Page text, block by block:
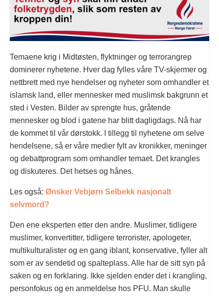
Temaene krig i Midtøsten, flyktninger og terrorangrep
dominerer nyhetene. Hver dag fylles våre TV-skjermer og
nettbrett med nye hendelser og nyheter som omhandler et
islamsk land, eller mennesker med muslimsk bakgrunn et
sted i Vesten. Bilder av sprengte hus, gråtende
mennesker og blod i gatene har blitt dagligdags. Nå har
de kommet til vår dørstokk. I tillegg til nyhetene om selve
hendelsene, så er våre medier fylt av kronikker, meninger
og debattprogram som omhandler temaet. Det krangles
og diskuteres. Det hetses og hånes.
Les også: Ønsker Vebjørn Selbekk nasjonalt
selvmord?
Den ene eksperten etter den andre. Muslimer, tidligere
muslimer, konvertitter, tidligere terrorister, apologeter,
multikulturalister og en gang iblant, konservative, fyller alt
som er av sendetid og spalteplass. Alle har de sitt syn på
saken og en forklaring. Ikke sjelden ender det i krangling,
personfokus og en anmeldelse hos PFU. Man skulle